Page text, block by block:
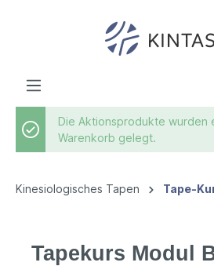
Die Aktionsprodukte wurden
Warenkorb gelegt.
Kinesiologisches Tapen Tape-
Tapekurs Modul